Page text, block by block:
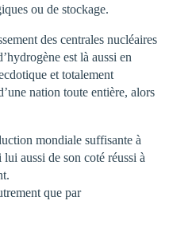
ou de stockage.
des centrales nucléaires
est là aussi en
et totalement
nation toute entière, alors
mondiale suffisante à
aussi de son coté réussi à
que par